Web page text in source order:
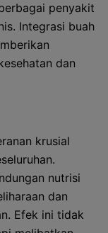
penyakit
Integrasi buah
dan
krusial
nutrisi
dan
Efek ini tidak